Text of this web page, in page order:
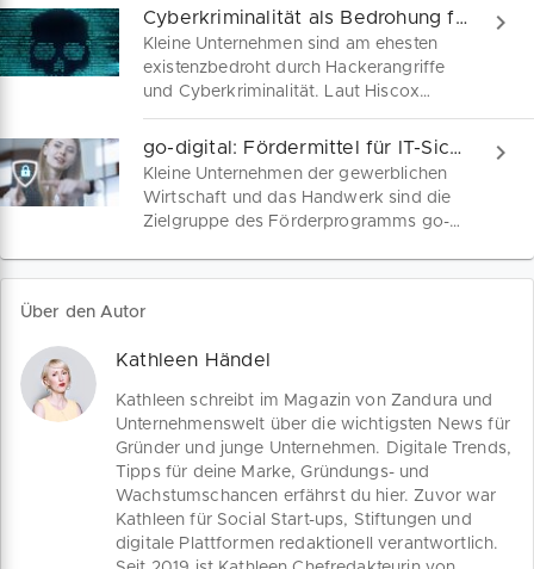
Schadensbegrenzung. insureQ ist dein
Spezialversicherer für Freelancer,
Startups und kleine Unternehmen. Im
Interview erklärt Co-Founder und
ZANDURA-Partner Alexander Le Prince,
dich im Schadensfall korrekt verhältst.
Cyberkriminalität als Bedrohung für Selbstständige
Kleine Unternehmen sind am ehesten
existenzbedroht durch Hackerangriffe
und Cyberkriminalität. Laut Hiscox
Cyber Readyness Report 2021
verzeichnen KMU die höchsten Verluste
im Verhältnis zu ihrer
Unternehmensgröße. Erfahre die
häufigsten Cyber-Bedrohungen für
Selbstständige und wie du dich
präventiv schützen kannst.
go-digital: Fördermittel für IT-Sicherheit und digitale Geschäftsmodelle
Kleine Unternehmen der gewerblichen
Wirtschaft und das Handwerk sind die
Zielgruppe des Förderprogramms go-
Förderhöhe und Antragstellung im
Förderprogramm go-digital.
Über den Autor
Kathleen Händel
Kathleen schreibt im Magazin von Zandura und
Unternehmenswelt über die wichtigsten News für
Gründer und junge Unternehmen. Digitale Trends,
Tipps für deine Marke, Gründungs- und
Wachstumschancen erfährst du hier. Zuvor war
Kathleen für Social Start-ups, Stiftungen und
digitale Plattformen redaktionell verantwortlich.